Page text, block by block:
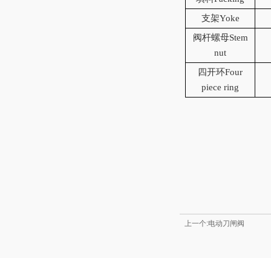
支架Yoke
阀杆螺母Stem
nut
四开环Four
piece ring
上一个:电动刀闸阀